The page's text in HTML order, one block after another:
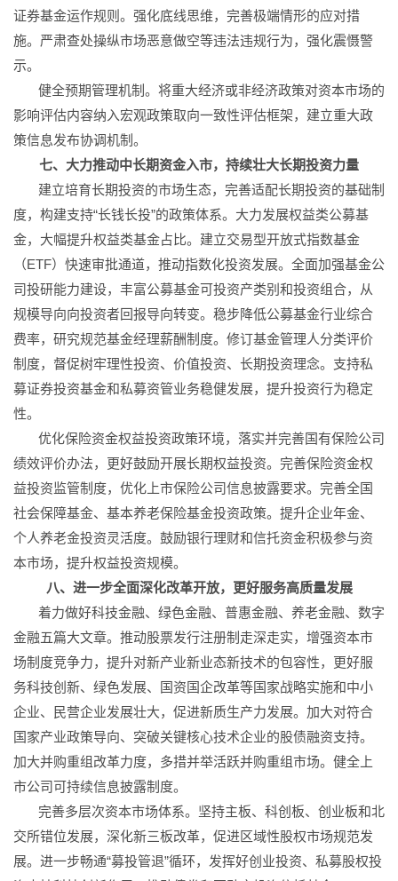
证券基金运作规则。强化底线思维，完善极端情形的应对措
施。严肃查处操纵市场恶意做空等违法违规行为，强化震慑警
示。
健全预期管理机制。将重大经济或非经济政策对资本市场的
影响评估内容纳入宏观政策取向一致性评估框架，建立重大政
策信息发布协调机制。
七、大力推动中长期资金入市，持续壮大长期投资力量
建立培育长期投资的市场生态，完善适配长期投资的基础制
度，构建支持“长钱长投”的政策体系。大力发展权益类公募基
金，大幅提升权益类基金占比。建立交易型开放式指数基金
（ETF）快速审批通道，推动指数化投资发展。全面加强基金公
司投研能力建设，丰富公募基金可投资产类别和投资组合，从
规模导向向投资者回报导向转变。稳步降低公募基金行业综合
费率，研究规范基金经理薪酬制度。修订基金管理人分类评价
制度，督促树牢理性投资、价值投资、长期投资理念。支持私
募证券投资基金和私募资管业务稳健发展，提升投资行为稳定
性。
优化保险资金权益投资政策环境，落实并完善国有保险公司
绩效评价办法，更好鼓励开展长期权益投资。完善保险资金权
益投资监管制度，优化上市保险公司信息披露要求。完善全国
社会保障基金、基本养老保险基金投资政策。提升企业年金、
个人养老金投资灵活度。鼓励银行理财和信托资金积极参与资
本市场，提升权益投资规模。
八、进一步全面深化改革开放，更好服务高质量发展
着力做好科技金融、绿色金融、普惠金融、养老金融、数字
金融五篇大文章。推动股票发行注册制走深走实，增强资本市
场制度竞争力，提升对新产业新业态新技术的包容性，更好服
务科技创新、绿色发展、国资国企改革等国家战略实施和中小
企业、民营企业发展壮大，促进新质生产力发展。加大对符合
国家产业政策导向、突破关键核心技术企业的股债融资支持。
加大并购重组改革力度，多措并举活跃并购重组市场。健全上
市公司可持续信息披露制度。
完善多层次资本市场体系。坚持主板、科创板、创业板和北
交所错位发展，深化新三板改革，促进区域性股权市场规范发
展。进一步畅通“募投管退”循环，发挥好创业投资、私募股权投